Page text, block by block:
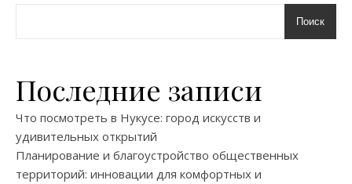
Поиск
Последние записи
Что посмотреть в Нукусе: город искусств и
удивительных открытий
Планирование и благоустройство общественных
территорий: инновации для комфортных и